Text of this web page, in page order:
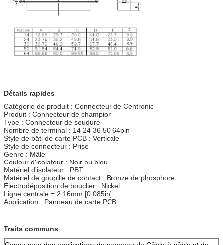
Détails rapides
Catégorie de produit : Connecteur de Centronic
Produit : Connecteur de champion
Type : Connecteur de soudure
Nombre de terminal : 14 24 36 50 64pin
Style de bâti de carte PCB : Verticale
Style de connecteur : Prise
Genre : Mâle
Couleur d'isolateur : Noir ou bleu
Matériel d'isolateur : PBT
Matériel de goupille de contact : Bronze de phosphore
Électrodéposition de bouclier : Nickel
Ligne centrale = 2.16mm [0.085in]
Application : Panneau de carte PCB
Traits communs